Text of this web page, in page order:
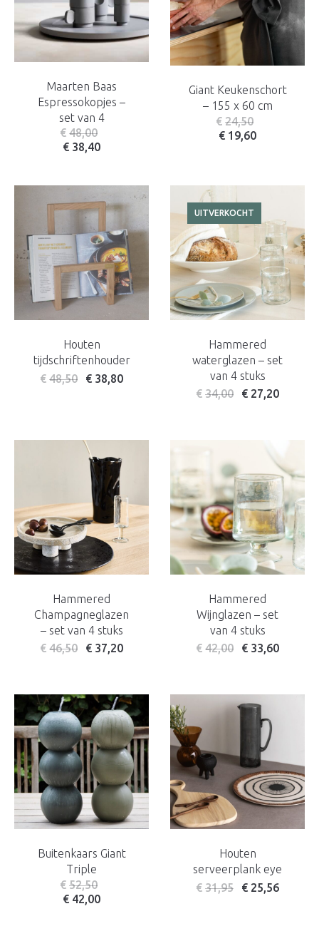
Maarten Baas
Espressokopjes –
set van 4
€ 48,00
€ 38,40
Giant Keukenschort
– 155 x 60 cm
€ 24,50
€ 19,60
Houten
tijdschriftenhouder
€ 48,50 € 38,80
UITVERKOCHT
Hammered
waterglazen – set
van 4 stuks
€ 34,00 € 27,20
Hammered
Champagneglazen
– set van 4 stuks
€ 46,50 € 37,20
Hammered
Wijnglazen – set
van 4 stuks
€ 42,00 € 33,60
Buitenkaars Giant
Triple
€ 52,50
€ 42,00
Houten
serveerplank eye
€ 31,95 € 25,56